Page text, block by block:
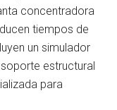
concentradora
tiempos de
un simulador
estructural
para